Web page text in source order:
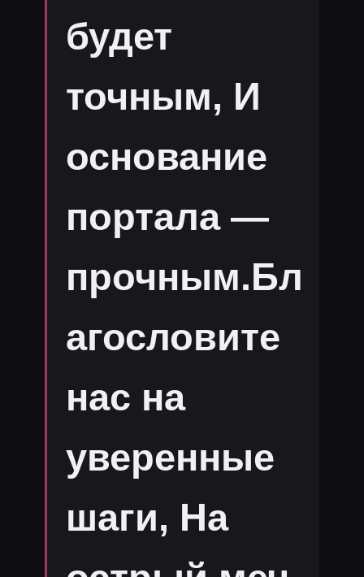
будет
точным, И
основание
портала —
прочным.Бл
агословите
нас на
уверенные
шаги, На